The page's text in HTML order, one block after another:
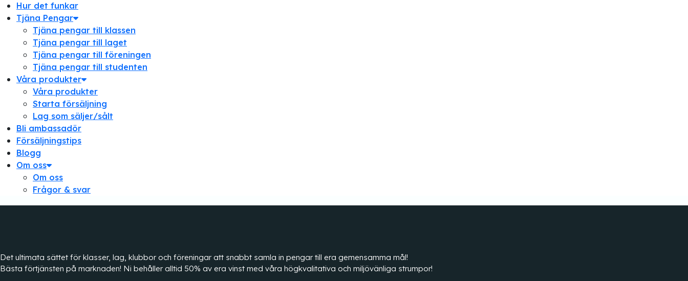
Hur det funkar
Tjäna Pengar
Tjäna pengar till klassen
Tjäna pengar till laget
Tjäna pengar till föreningen
Tjäna pengar till studenten
Våra produkter
Våra produkter
Starta försäljning
Lag som säljer/sålt
Bli ambassadör
Försäljningstips
Blogg
Om oss
Om oss
Frågor & svar
Det ultimata sättet för klasser, lag, klubbor och föreningar att snabbt samla in pengar till era gemensamma mål!
Bästa förtjänsten på marknaden! Ni behåller alltid 50% av era vinst med våra högkvalitativa och miljövänliga strumpor!